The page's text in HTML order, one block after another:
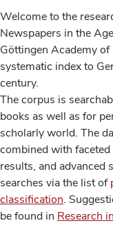
Welcome to the
Newspapers in the
Göttingen Academy
systematic index to
century.
The corpus is
books as well as for
scholarly world. The
combined with
results, and advanced
searches via the list of
classification.
be found in Research